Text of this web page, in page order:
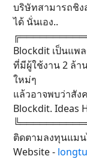
บริษัทสามารถชิง
ได้ นั่นเอง..
Blockdit เป็นแพ
ที่มีผู้ใช้งาน 2 ล้า
ใหม่ๆ
แล้วอาจพบว่าสั
Blockdit. Ideas
ติดตามลงทุนแม
Website -